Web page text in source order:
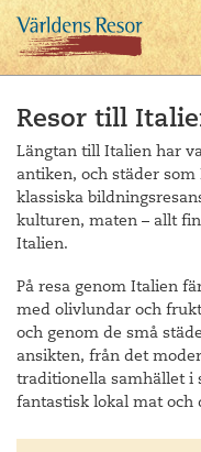
Resor till
Längtan till Italien har
antiken, och städer
klassiska
kulturen, maten – allt
Italien.
På resa genom Italien
med olivlundar och
och genom de små
ansikten, från det
traditionella samhället i
fantastisk lokal mat och